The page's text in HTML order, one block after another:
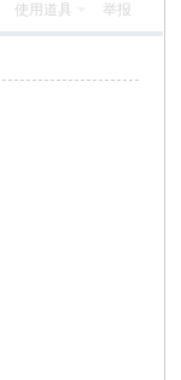
使用道具 举报